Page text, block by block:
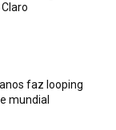
faz looping
mundial